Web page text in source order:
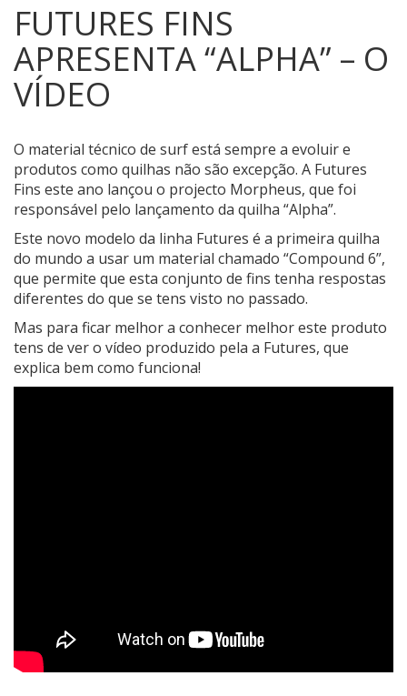
FUTURES FINS
APRESENTA “ALPHA” – O
VÍDEO
O material técnico de surf está sempre a evoluir e
produtos como quilhas não são excepção. A Futures
Fins este ano lançou o projecto Morpheus, que foi
responsável pelo lançamento da quilha “Alpha”.
Este novo modelo da linha Futures é a primeira quilha
do mundo a usar um material chamado “Compound 6”,
que permite que esta conjunto de fins tenha respostas
diferentes do que se tens visto no passado.
Mas para ficar melhor a conhecer melhor este produto
tens de ver o vídeo produzido pela a Futures, que
explica bem como funciona!